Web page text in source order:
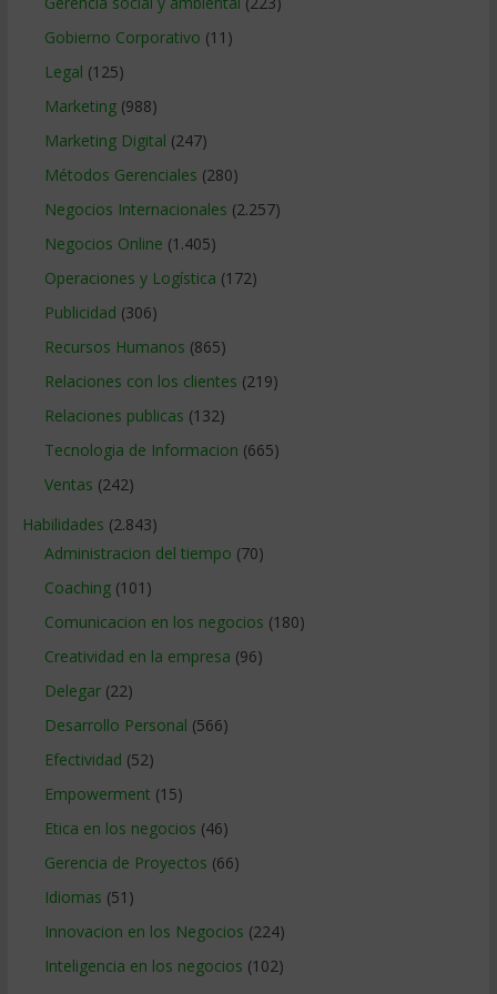
Gobierno Corporativo (11)
Legal (125)
Marketing(988)
Marketing Digital (247)
Métodos Gerenciales (280)
Negocios Internacionales (2.257)
Negocios Online (1.405)
Operaciones y Logística (172)
Publicidad (306)
Recursos Humanos (865)
Relaciones con los clientes (219)
Relaciones publicas (132)
Tecnologia de Informacion (665)
Ventas (242)
Habilidades (2.843)
Administracion del tiempo (70)
Coaching(101)
Comunicacion en los negocios (180)
Creatividad en la empresa (96)
Delegar(22)
Desarrollo Personal (566)
Efectividad (52)
Empowerment (15)
Etica en los negocios (46)
Gerencia de Proyectos (66)
Idiomas (51)
Innovacion en los Negocios (224)
Inteligencia en los negocios (102)